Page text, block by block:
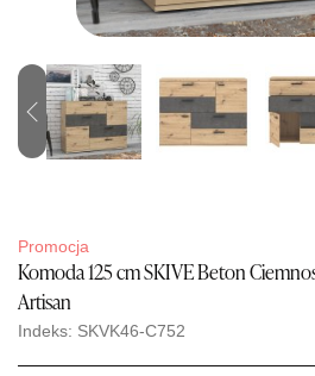
Previous
Promocja
Komoda 125 cm SKIVE Beton
Artisan
Indeks: SKVK46-C752